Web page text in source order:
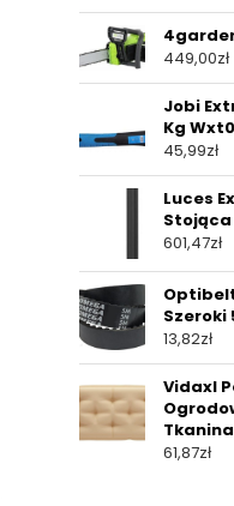
449,00zł
Jobi
Kg
45,99zł
Luces
Stojąca
601,47zł
Szeroki
13,82zł
Vidaxl
Tkanina
61,87zł